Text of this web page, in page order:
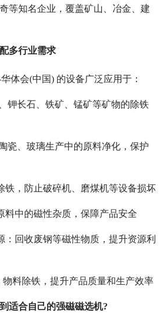
等知名企业，覆盖矿山、冶金、建
多行业需求
体会(中国) 的设备广泛应用于：
钾长石、铁矿、锰矿等矿物的除铁
瓷、玻璃生产中的原料净化，保护
铁，防止破碎机、磨煤机等设备损坏
料中的磁性杂质，保障产品安全
：回收废钢等磁性物质，提升资源利
物料除铁，提升产品质量和生产效率
适合自己的强磁磁选机?